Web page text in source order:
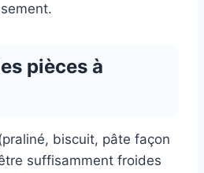
pièces à
biscuit, pâte façon
suffisamment froides